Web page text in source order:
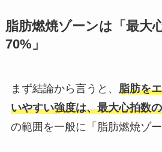
脂肪燃焼ゾーンは「最大
70%」
まず結論から言うと、 脂肪を
いやすい強度は、最大心拍数
の範囲を一般に「脂肪燃焼ゾ